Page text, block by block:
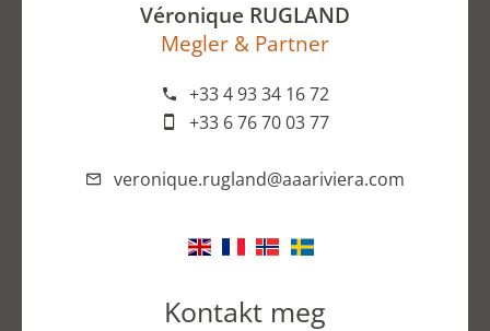
Véronique RUGLAND
Megler & Partner
+33 4 93 34 16 72
+33 6 76 70 03 77
veronique.rugland@aaariviera.com
Kontakt meg